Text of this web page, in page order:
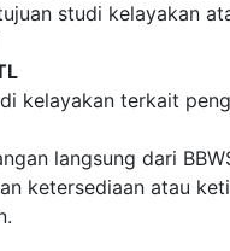
studi kelayakan
kelayakan terkait
langsung dari
ketersediaan atau